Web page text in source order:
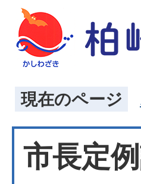
現在のページ
市長定